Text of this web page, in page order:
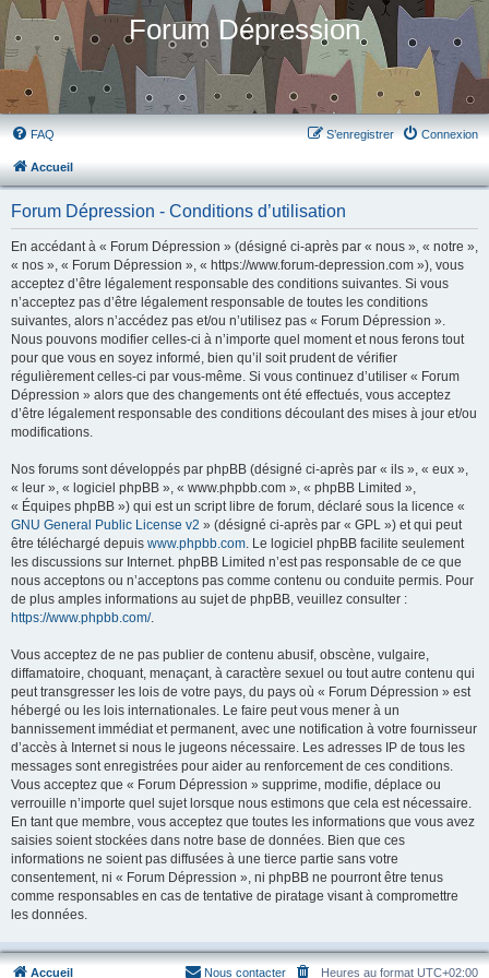
Forum Dépression
FAQ Connexion
S’enregistrer
Accueil
Forum Dépression - Conditions d’utilisation
En accédant à « Forum Dépression » (désigné ci-après par « nous », « notre »,
« nos », « Forum Dépression », « https://www.forum-depression.com »), vous
acceptez d’être légalement responsable des conditions suivantes. Si vous
n’acceptez pas d’être légalement responsable de toutes les conditions
suivantes, alors n’accédez pas et/ou n’utilisez pas « Forum Dépression ».
Nous pouvons modifier celles-ci à n’importe quel moment et nous ferons tout
pour que vous en soyez informé, bien qu’il soit prudent de vérifier
régulièrement celles-ci par vous-même. Si vous continuez d’utiliser « Forum
Dépression » alors que des changements ont été effectués, vous acceptez
d’être légalement responsable des conditions découlant des mises à jour et/ou
modifications.
Nos forums sont développés par phpBB (désigné ci-après par « ils », « eux »,
« leur », « logiciel phpBB », « www.phpbb.com », « phpBB Limited »,
« Équipes phpBB ») qui est un script libre de forum, déclaré sous la licence «
GNU General Public License v2 » (désigné ci-après par « GPL ») et qui peut
être téléchargé depuis www.phpbb.com. Le logiciel phpBB facilite seulement
les discussions sur Internet. phpBB Limited n’est pas responsable de ce que
nous acceptons ou n’acceptons pas comme contenu ou conduite permis. Pour
de plus amples informations au sujet de phpBB, veuillez consulter :
https://www.phpbb.com/.
Vous acceptez de ne pas publier de contenu abusif, obscène, vulgaire,
diffamatoire, choquant, menaçant, à caractère sexuel ou tout autre contenu qui
peut transgresser les lois de votre pays, du pays où « Forum Dépression » est
hébergé ou les lois internationales. Le faire peut vous mener à un
bannissement immédiat et permanent, avec une notification à votre fournisseur
d’accès à Internet si nous le jugeons nécessaire. Les adresses IP de tous les
messages sont enregistrées pour aider au renforcement de ces conditions.
Vous acceptez que « Forum Dépression » supprime, modifie, déplace ou
verrouille n’importe quel sujet lorsque nous estimons que cela est nécessaire.
En tant que membre, vous acceptez que toutes les informations que vous avez
saisies soient stockées dans notre base de données. Bien que ces
informations ne soient pas diffusées à une tierce partie sans votre
consentement, ni « Forum Dépression », ni phpBB ne pourront être tenus
comme responsables en cas de tentative de piratage visant à compromettre
les données.
Accueil Heures au format UTC+02:00
Nous contacter